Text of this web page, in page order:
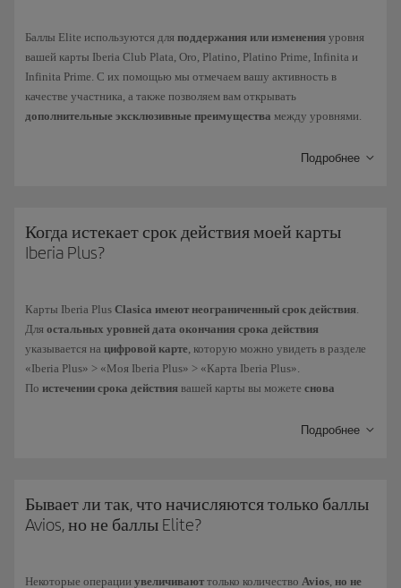
Баллы Elite используются для поддержания или изменения уровня
вашей карты Iberia Club Plata, Oro, Platino, Platino Prime, Infinita и
Infinita Prime. С их помощью мы отмечаем вашу активность в
качестве участника, а также позволяем вам открывать
дополнительные эксклюзивные преимущества между уровнями.
следующего года. Баллы Elite, накопленные за этот период, будут
За каждый евро, потраченный на перелеты рейсамиГруппы
Iberia* и авиакомпаний, участвующих в программе. Подробнее о
Запокупки, совершенные с помощью кредитных картнаших
финансовых партнеров. Подробнее о наших финансовых
партнерах.
В повседневной жизни — благодаря более чем
связанным с программой.
Баллы Elite нельзя приобрести, подарить или передать. Кроме того,
они неначисляются при покупке билетов за баллы Avios
Подробнее
Когда истекает срок действия моей карты
Iberia Plus?
Карты Iberia Plus Clasica имеют неограниченный срок действия.
Для остальных уровней дата окончания срока действия
указывается на цифровой карте, которую можно увидеть в разделе
«Iberia Plus» > «Моя Iberia Plus» > «Карта Iberia Plus».
По истечении срока действия вашей карты вы можете снова
предварительно удалив карту с истекшим сроком действия.
образом, мы избегаем использования пластика, и вы можете сразу же
получить карту на свое мобильное устройство.
Подробнее
Бывает ли так, что начисляются только баллы
Avios, но не баллы Elite?
Некоторые операции увеличивают только количество Avios, но не